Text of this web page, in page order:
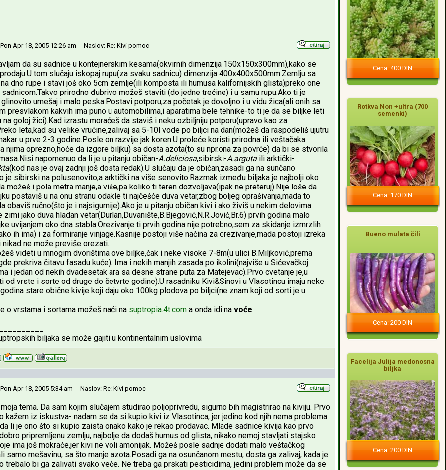
Apr 18, 2005 12:26 am Naslov: Re: Kivi pomoc
da su sadnice u kontejnerskim kesama(okvirnih dimenzija 150x150x300mm),kako se
tom slučaju iskopaj rupu(za svaku sadnicu) dimenzija 400x400x500mm.Zemlju sa
dno rupe i stavi još oko 5cm zemlje(ili komposta ili humusa kalifornijskih glista)preko one
sadnicom.Takvo prirodno đubrivo možeš staviti (do jedne trećine) i u samu rupu.Ako ti je
umešaj i malo peska.Postavi potporu,za početak je dovoljno i u vidu žica(ali onih sa
presvlakom kakvih ima puno u automobilima,i aparatima bele tehnike-to ti je da se biljke leti
na goloj žici).Kad izrastu moraćeš da staviš i neku ozbiljniju potporu(upravo kao za
leta,kad su velike vrućine,zalivaj sa 5-10l vode po biljci na dan(možeš da raspodeliš ujutru
u prve 2-3 godine.Posle on razvije jak koren.U proleće koristi prirodna ili veštačaka
njima oprezno,hoće da izgore biljku) sa dosta azota(to su npr.ona za povrće) da bi se stvorila
napomenuo da li je u pitanju običan-A.deliciosa,sibirski-A.arguta ili arktički-
(kod nas je ovaj zadnji još dosta redak).U slučaju da je običan,zasadi ga na sunčano
je sibirski na polusenovito,a arktički na više senovito.Razmak između biljaka je najbolji oko
možeš i pola metra manje,a više,pa koliko ti teren dozvoljava(ipak ne preteruj).Nije loše da
postaviš u na onu stranu odakle ti najčešće duva vetar,zbog boljeg oprašivanja,mada to
obaviš ručno(što je i najsigurnije).Ako je u pitanju običan kivi i ako živiš u nekim delovima
zimi jako duva hladan vetar(Durlan,Duvanište,B.Bjegović,N.R.Jović,Br.6) prvih godina malo
uvijanjem oko dna stabla.Orezivanje ti prvih godina nije potrebno,sem za skidanje izmrzlih
ih ima) i za formiranje vinjage.Kasnije postoji više načina za orezivanje,mada postoji izreka
nikad ne može previše orezati.
videti u mnogim dvorištima ove biljke,čak i neke visoke 7-8m(u ulici B.Miljković,prema
prekriva čitavu fasadu kuće). Ima i nekih manjih zasada po ikolini(najviše u Sićevačkoj
i jedan od nekih dvadesetak ara sa desne strane puta za Matejevac).Prvo cvetanje je,u
od vrste i sorte od druge do četvrte godine).U rasadniku Kivi&Sinovi u Vlasotincu imaju neke
stare obične kivije koji daju oko 100kg plodova po biljci(ne znam koji od sorti je u
o vrstama i sortama možeš naći na suptropia.4t.com a onda idi na voće
biljaka se može gajiti u kontinentalnim uslovima
Apr 18, 2005 5:34 am Naslov: Re: Kivi pomoc
tema. Da sam kojim slučajem studirao poljoprivredu, sigurno bih magistrirao na kiviju. Prvo
kažem iz iskustva- nadam se da si kupio kivi iz Vlasotinca, jer jedino kod njih nema problema
li je ono što si kupio zaista onako kako je rekao prodavac. Mlade sadnice kivija kao prvo
pripremljenu zemlju, najbolje da dodaš humus od glista, nikako nemoj stavljati stajsko
ima još mokraće,jer kivi ne voli amonijak. Možeš posle sadnje dodati malo veštačkog
samo mešavinu, sa što manje azota.Posadi ga na osunčanom mestu, dosta ga zalivaj, kada je
trebalo bi ga zalivati svako veče. Ne treba ga prskati pesticidima, jedini problem može da se
Cena: 400 DIN
Rotkva Non +ultra (700
semenki)
Cena: 170 DIN
Bueno mulata čili
Cena: 200 DIN
Facelija Julija medonosna
biljka
Cena: 200 DIN